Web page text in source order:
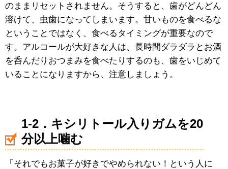
のままリセットされません。そうすると、歯がどんどん
溶けて、虫歯になってしまいます。甘いものを食べるな
ということではなく、食べるタイミングが重要なので
す。アルコールが大好きな人は、長時間ダラダラとお酒
を呑んだりおつまみを食べたりするのも、歯をいじめて
いることになりますから、注意しましょう。
1-2．キシリトール入りガムを20
分以上噛む
「それでもお菓子が好きでやめられない！という人に